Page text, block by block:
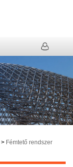
> Fémtető rendszer